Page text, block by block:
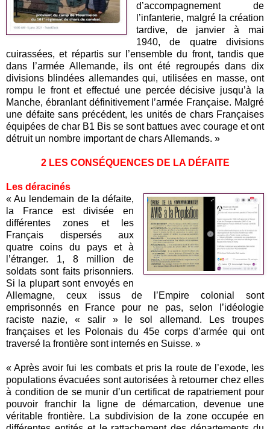
d’accompagnement de
l’infanterie, malgré la création
tardive, de janvier à mai
1940, de quatre divisions
cuirassées, et répartis sur l’ensemble du front, tandis que
dans l’armée Allemande, ils ont été regroupés dans dix
divisions blindées allemandes qui, utilisées en masse, ont
rompu le front et effectué une percée décisive jusqu’à la
Manche, ébranlant définitivement l’armée Française. Malgré
une défaite sans précédent, les unités de chars Françaises
équipées de char B1 Bis se sont battues avec courage et ont
détruit un nombre important de chars Allemands. »
2 LES CONSÉQUENCES DE LA DÉFAITE
Les déracinés
« Au lendemain de la défaite,
la France est divisée en
différentes zones et les
Français dispersés aux
quatre coins du pays et à
l’étranger. 1, 8 million de
soldats sont faits prisonniers.
Si la plupart sont envoyés en
Allemagne, ceux issus de l’Empire colonial sont
emprisonnés en France pour ne pas, selon l’idéologie
raciste nazie, « salir » le sol allemand. Les troupes
françaises et les Polonais du 45e corps d’armée qui ont
traversé la frontière sont internés en Suisse. »
« Après avoir fui les combats et pris la route de l’exode, les
populations évacuées sont autorisées à retourner chez elles
à condition de se munir d’un certificat de rapatriement pour
pouvoir franchir la ligne de démarcation, devenue une
véritable frontière. La subdivision de la zone occupée en